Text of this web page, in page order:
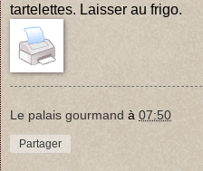
tartelettes. Laisser au frigo.
Le palais gourmand à 07:50
Partager